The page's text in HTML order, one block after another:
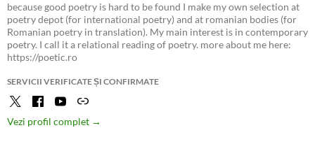
because good poetry is hard to be found I make my own selection at
poetry depot (for international poetry) and at romanian bodies (for
Romanian poetry in translation). My main interest is in contemporary
poetry. I call it a relational reading of poetry. more about me here:
https://poetic.ro
SERVICII VERIFICATE ȘI CONFIRMATE
Vezi profil complet →